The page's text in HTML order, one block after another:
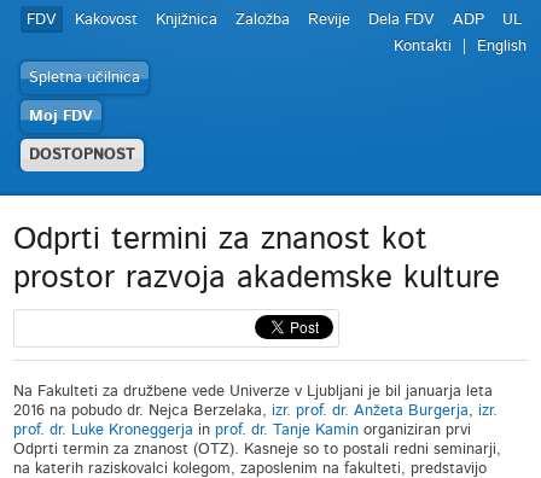
FDV Kakovost Knjižnica Založba Revije Dela FDV ADP
UL
Kontakti
English
Spletna učilnica
Moj FDV
DOSTOPNOST
Odprti termini za znanost kot
prostor razvoja akademske kulture
Na Fakulteti za družbene vede Univerze v Ljubljani je bil januarja leta
2016 na pobudo dr. Nejca Berzelaka, izr. prof. dr. Anžeta Burgerja, izr.
prof. dr. Luke Kroneggerja in prof. dr. Tanje Kamin organiziran prvi
Odprti termin za znanost (OTZ). Kasneje so to postali redni seminarji,
na katerih raziskovalci kolegom, zaposlenim na fakulteti, predstavijo